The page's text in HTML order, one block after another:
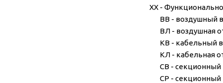
ХХ -
ВВ - воздушный
ВЛ - воздушная
КВ - кабельный
КЛ - кабельная
СВ - секционный
СР - секционный